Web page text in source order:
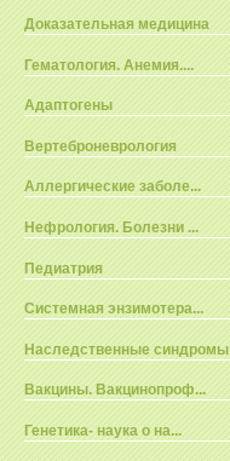
Доказательная медицина
Гематология. Анемия....
Адаптогены
Вертеброневрология
Аллергические заболе...
Нефрология. Болезни ...
Педиатрия
Системная энзимотера...
Наследственные синдромы
Вакцины. Вакцинопроф...
Генетика- наука о на...